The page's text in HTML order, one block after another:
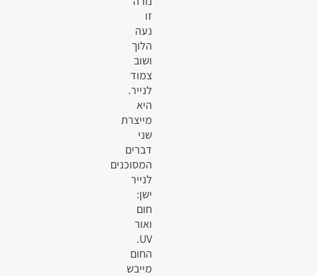
זו
נעה
הלוך
ושוב
צמוד
לנייר.
היא
מייצרת
שני
דברים
המסוכנים
לנייר
ישן:
חום
ואור
UV.
החום
מייבש